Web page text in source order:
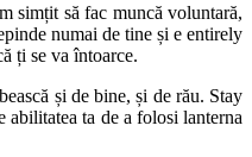
simțit să fac muncă voluntară,
numai de tine și e entirely
ți se va întoarce.
și de bine, și de rău. Stay
abilitatea ta de a folosi lanterna